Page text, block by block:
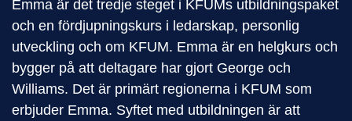
Emma är det tredje steget i KFUMs utbildningspaket
och en fördjupningskurs i ledarskap, personlig
utveckling och om KFUM. Emma är en helgkurs och
bygger på att deltagare har gjort George och
Williams. Det är primärt regionerna i KFUM som
erbjuder Emma. Syftet med utbildningen är att